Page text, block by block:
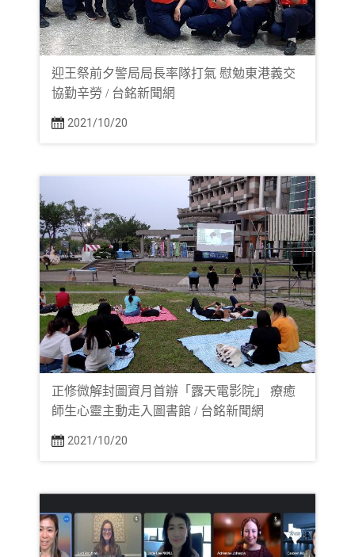
迎王祭前夕警局局長率隊打氣 慰勉東港義交
協勤辛勞 / 台銘新聞網
2021/10/20
正修微解封圖資月首辦「露天電影院」 療癒
師生心靈主動走入圖書館 / 台銘新聞網
2021/10/20